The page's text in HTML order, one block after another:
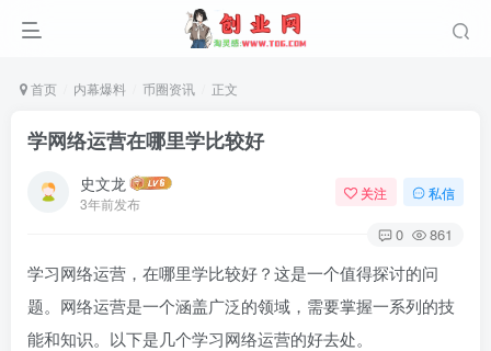
首页 内幕爆料 币圈资讯 正文
学网络运营在哪里学比较好
史文龙
3年前发布
关注 私信
0 861
学习网络运营，在哪里学比较好？这是一个值得探讨的问
题。网络运营是一个涵盖广泛的领域，需要掌握一系列的技
能和知识。以下是几个学习网络运营的好去处。